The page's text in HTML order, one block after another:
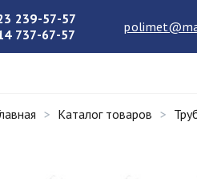
239-57-57
737-67-57
Каталог товаров